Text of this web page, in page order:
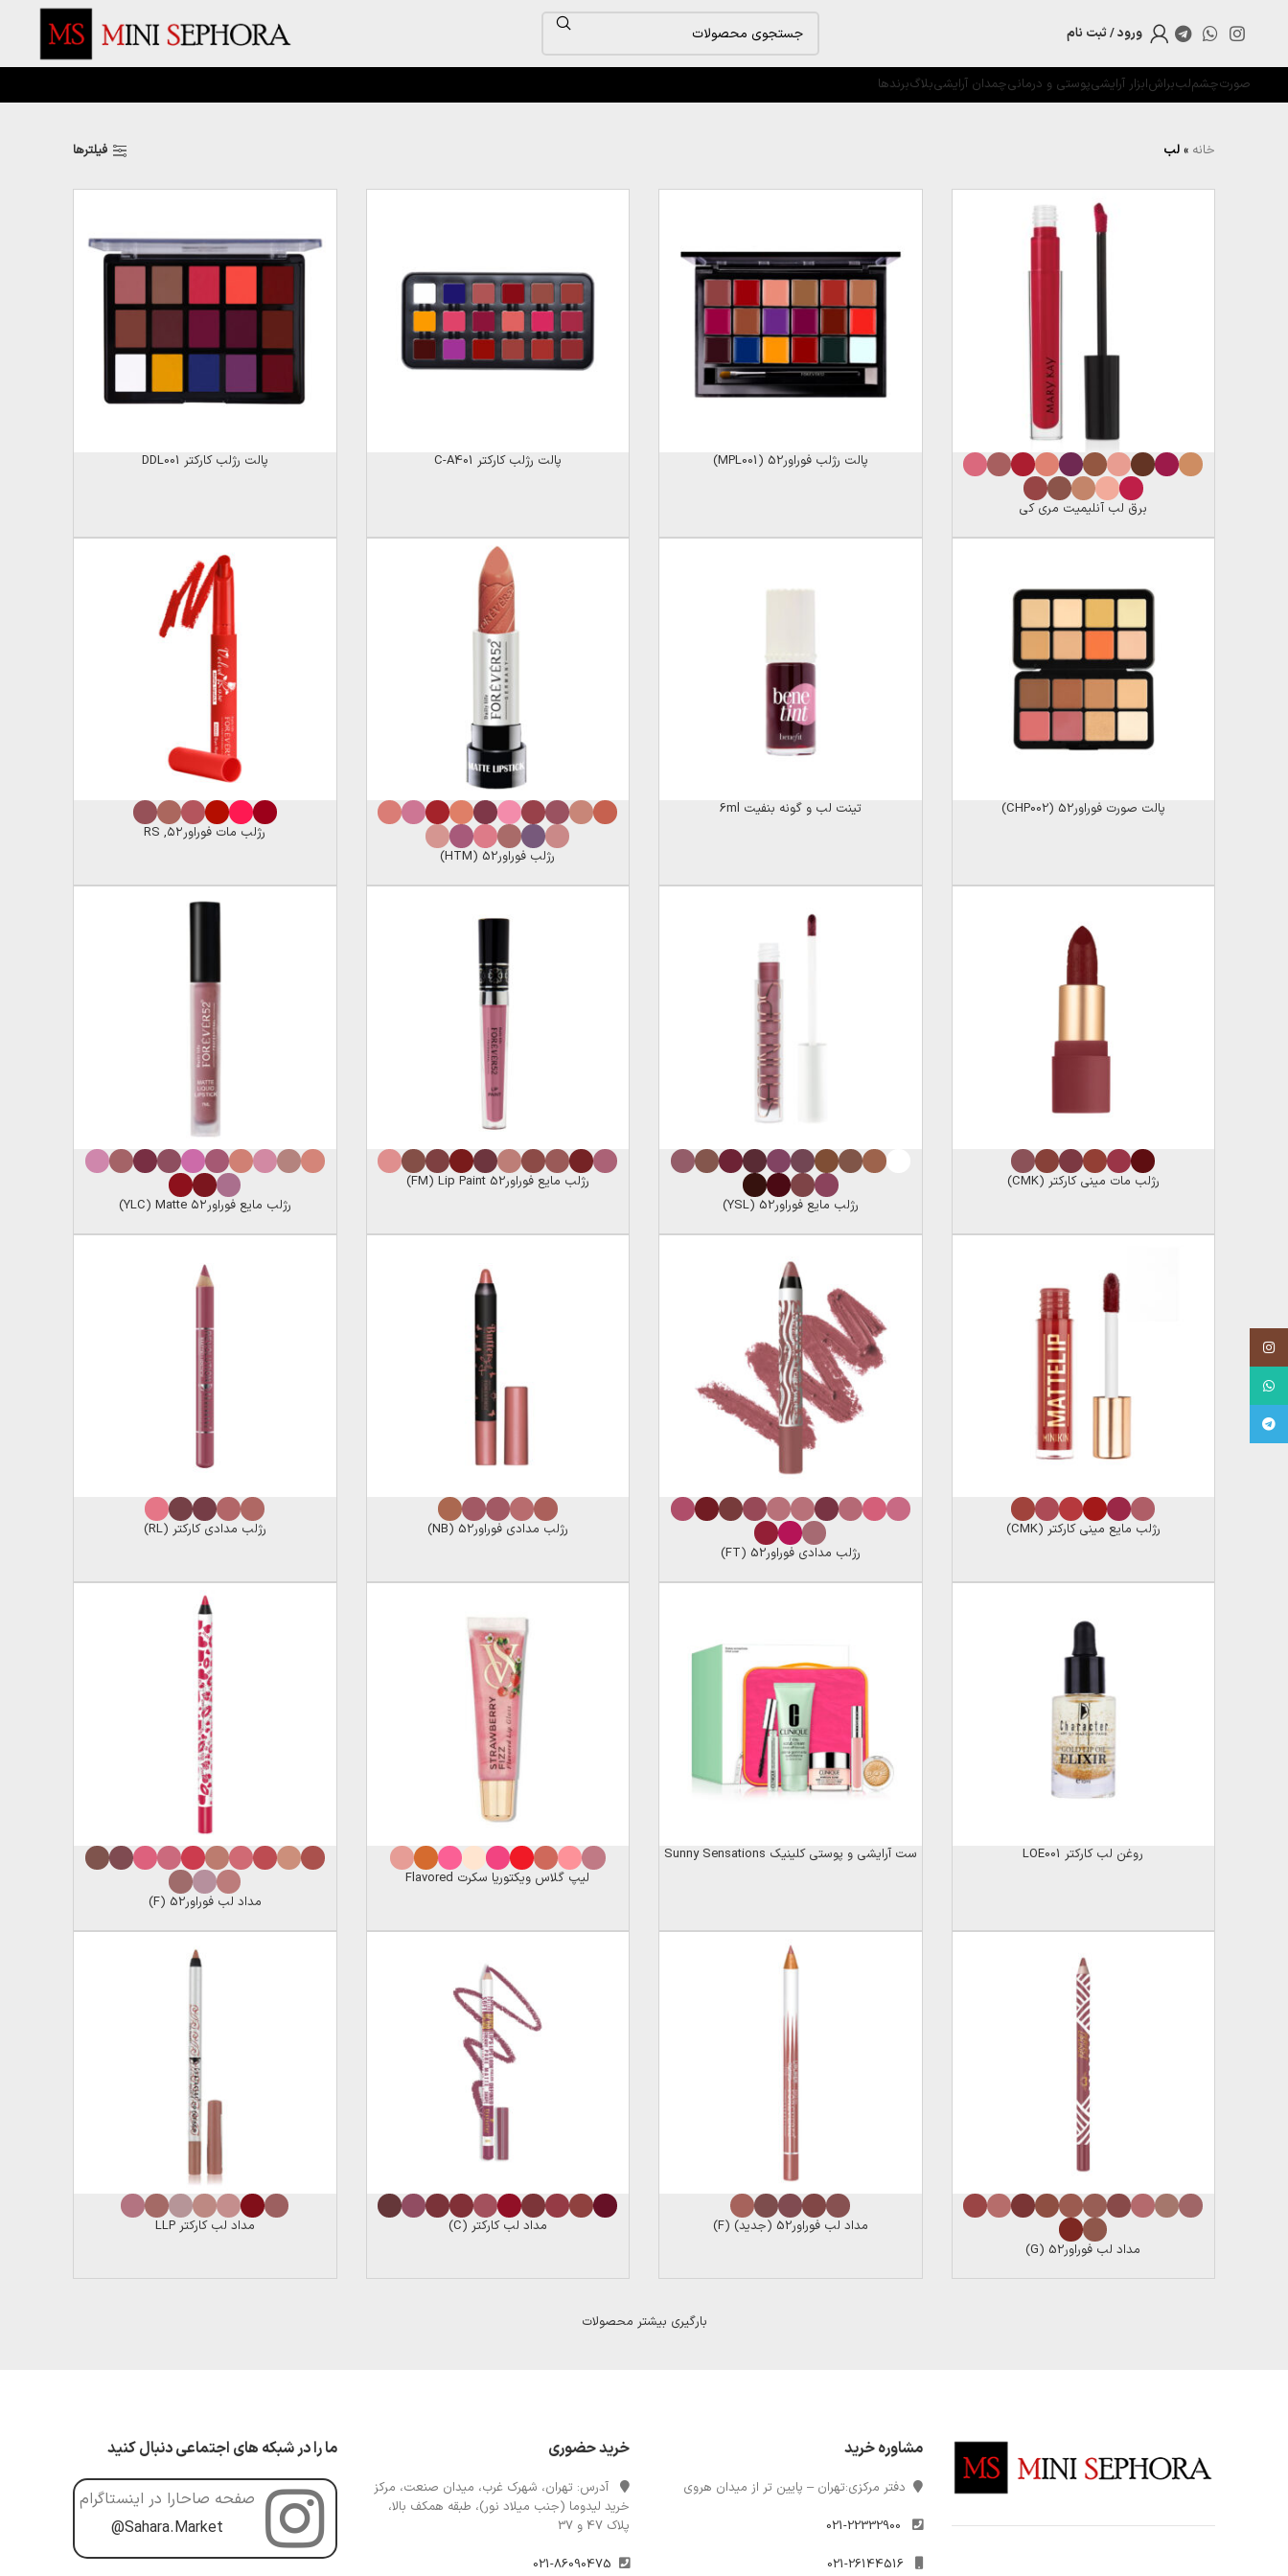
ورود / ثبت نام
صورتچشملببراشابزار آرایشیپوستی و درمانیچمدان آرایشیبلاگبرندها
خانه » لب فیلترها
برق لب آنلیمیت مری کی
پالت رژلب فوراور52 (MPL001) پالت رژلب کارکتر C-A401 پالت رژلب کارکتر DDL001
پالت صورت فوراور52 (CHP002) تینت لب و گونه بنفیت 6ml
رژلب فوراور52 (HTM)
رژلب مات فوراور۵۲, RS
رژلب مات مینی کارکتر (CMK)
رژلب مایع فوراور52 (YSL)
رژلب مایع فوراور52 FM) Lip Paint)
رژلب مایع فوراور۵۲ YLC) Matte)
رژلب مایع مینی کارکتر (CMK)
رژلب مدادی فوراور52 (FT)
رژلب مدادی فوراور52 (NB) رژلب مدادی کارکتر (RL)
روغن لب کارکتر LOE001
ست آرایشی و پوستی کلینیک Sunny Sensations
لیپ گلاس ویکتوریا سکرت Flavored
مداد لب فوراور52 (F)
مداد لب فوراور52 (G)
مداد لب فوراور52 (جدید) (F) مداد لب کارکتر (C) مداد لب کارکتر LLP
بارگیری بیشتر محصولات
مشاوره خرید
دفتر مرکزی:تهران – پایین تر از میدان هروی
021-22332900
021-26144516
خرید حضوری
آدرس: تهران، شهرک غرب، میدان صنعت، مرکز
خرید لیدوما (جنب میلاد نور)، طبقه همکف بالا،
پلاک 47 و 37
ما را در شبکه های اجتماعی دنبال کنید
صفحه صاحارا در اینستاگرام
@Sahara.Market